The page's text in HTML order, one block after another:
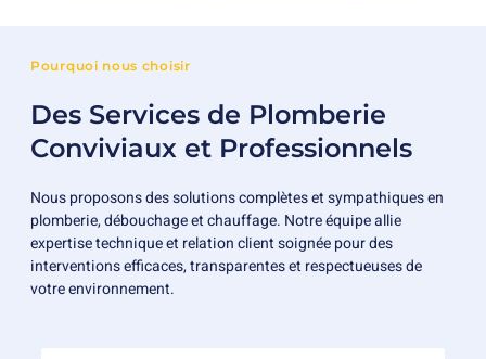
Pourquoi nous choisir
Des Services de Plomberie
Conviviaux et Professionnels
Nous proposons des solutions complètes et sympathiques en
plomberie, débouchage et chauffage. Notre équipe allie
expertise technique et relation client soignée pour des
interventions efficaces, transparentes et respectueuses de
votre environnement.